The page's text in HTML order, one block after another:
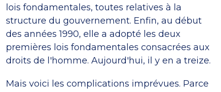
lois fondamentales, toutes relatives à la
structure du gouvernement. Enfin, au début
des années 1990, elle a adopté les deux
premières lois fondamentales consacrées aux
droits de l'homme. Aujourd'hui, il y en a treize.
Mais voici les complications imprévues. Parce